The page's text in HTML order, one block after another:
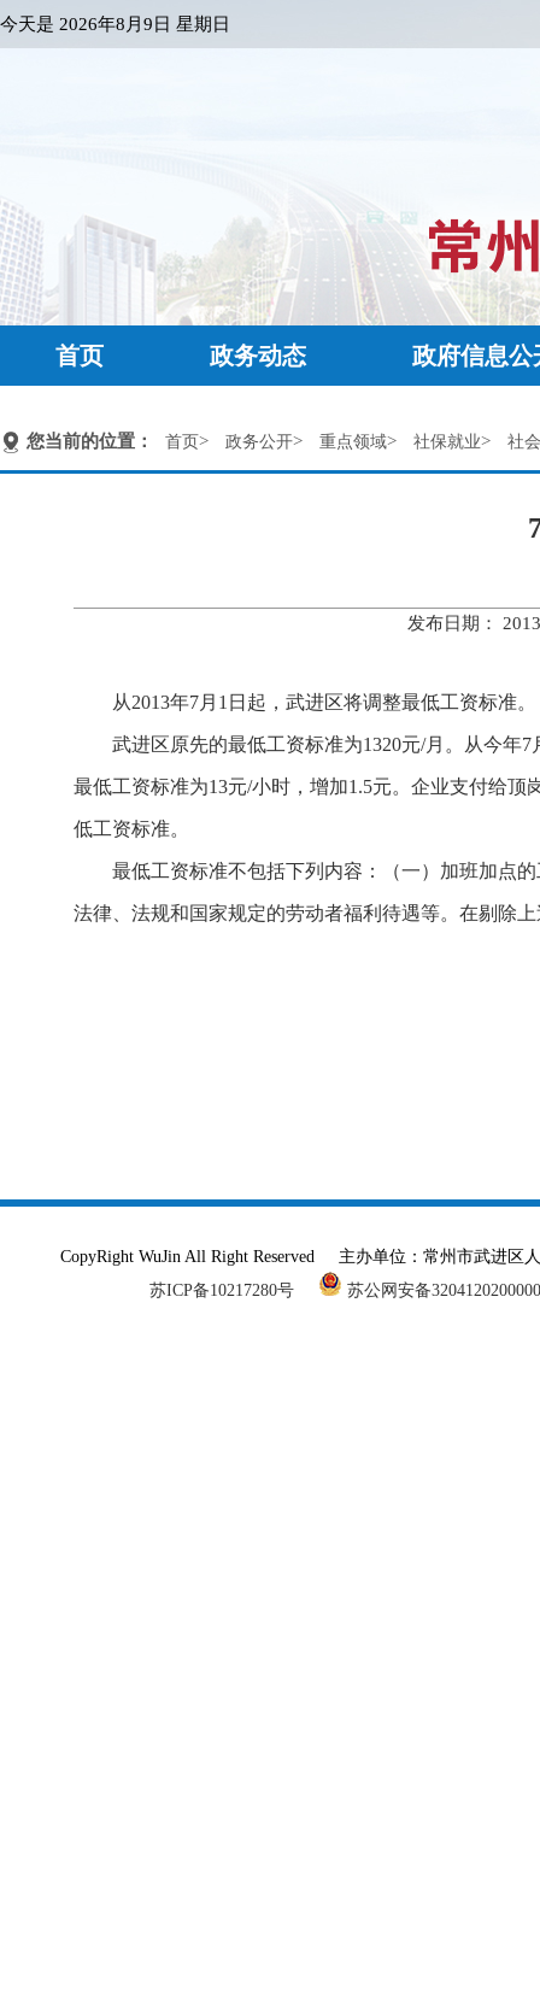
今天是 2026年8月9日 星期日
首页 政务动态 政府信息公
您当前的位置： 首页> 政务公开> 重点领域> 社保就业> 社
发布日期：
从2013年7月1日起，武进区将调整最低工资标准。
武进区原先的最低工资标准为1320元/月。从今年7
最低工资标准为13元/小时，增加1.5元。企业支付给
低工资标准。
最低工资标准不包括下列内容：（一）加班加点的
法律、法规和国家规定的劳动者福利待遇等。在剔除
CopyRight WuJin All Right Reserved 主办单位：常州市武进
苏ICP备10217280号
苏公网安备